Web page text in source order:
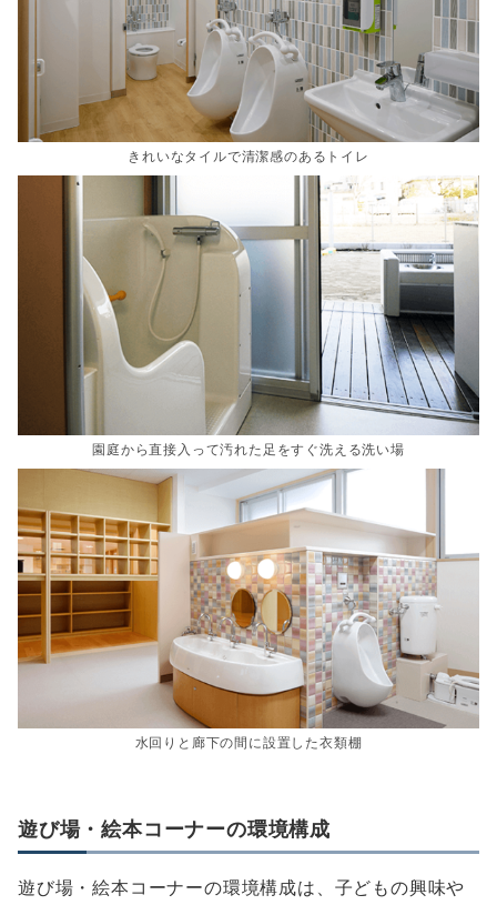
きれいなタイルで清潔感のあるトイレ
園庭から直接入って汚れた足をすぐ洗える洗い場
水回りと廊下の間に設置した衣類棚
遊び場・絵本コーナーの環境構成
遊び場・絵本コーナーの環境構成は、子どもの興味や